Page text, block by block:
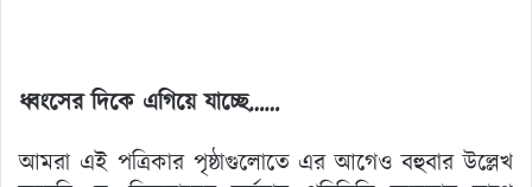
ধ্বংসের দিকে এগিয়ে যাচ্ছে……
আমরা এই পত্রিকার পৃষ্ঠাগুলোতে এর আগেও বহুবার উল্লেখ